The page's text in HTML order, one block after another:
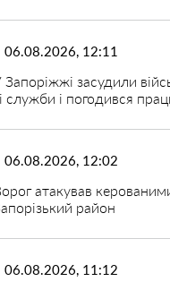
06.08.2026, 12:11
Запоріжжі засудили
служби і погодився
06.08.2026, 12:02
атакував
район
06.08.2026, 11:12